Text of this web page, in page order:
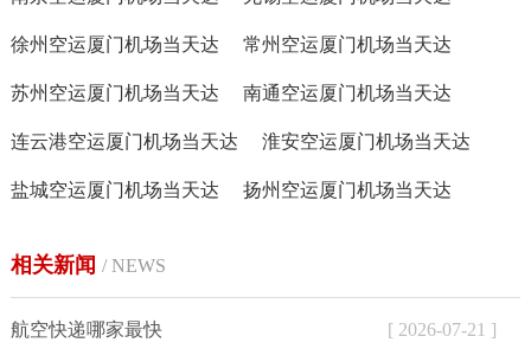
徐州空运厦门机场当天达 常州空运厦门机场当天达
苏州空运厦门机场当天达 南通空运厦门机场当天达
连云港空运厦门机场当天达 淮安空运厦门机场当天达
盐城空运厦门机场当天达 扬州空运厦门机场当天达
相关新闻 / NEWS
航空快递哪家最快 [ 2026-07-21 ]